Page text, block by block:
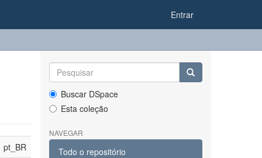
Entrar
pt_BR
Buscar DSpace
Esta coleção
NAVEGAR
Todo o repositório